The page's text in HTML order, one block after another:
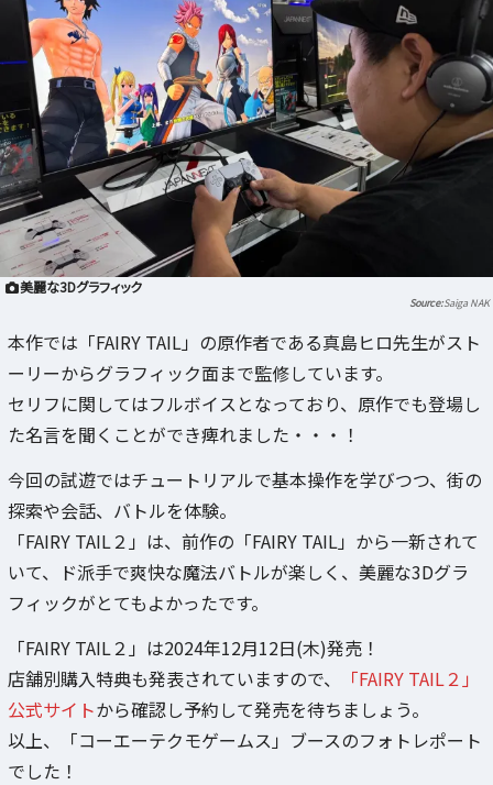
美麗な3Dグラフィック
Saiga NAK
本作では「FAIRY TAIL」の原作者である真島ヒロ先生がスト
ーリーからグラフィック面まで監修しています。
セリフに関してはフルボイスとなっており、原作でも登場し
た名言を聞くことができ痺れました・・・！
今回の試遊ではチュートリアルで基本操作を学びつつ、街の
探索や会話、バトルを体験。
「FAIRY TAIL２」は、前作の「FAIRY TAIL」から一新されて
いて、ド派手で爽快な魔法バトルが楽しく、美麗な3Dグラ
フィックがとてもよかったです。
「FAIRY TAIL２」は2024年12月12日(木)発売！
店舗別購入特典も発表されていますので、
「FAIRY TAIL２」
公式サイトから確認し予約して発売を待ちましょう。
以上、「コーエーテクモゲームス」ブースのフォトレポート
でした！